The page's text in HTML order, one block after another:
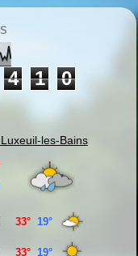
4 1
0
Luxeuil-les-Bains